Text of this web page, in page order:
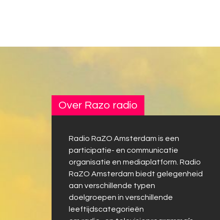
Over Razo radio
Radio RaZO Amsterdam is een
participatie- en communicatie
organisatie en mediaplatform. Radio
RaZO Amsterdam biedt gelegenheid
aan verschillende typen
doelgroepen in verschillende
leeftijdscategorieën